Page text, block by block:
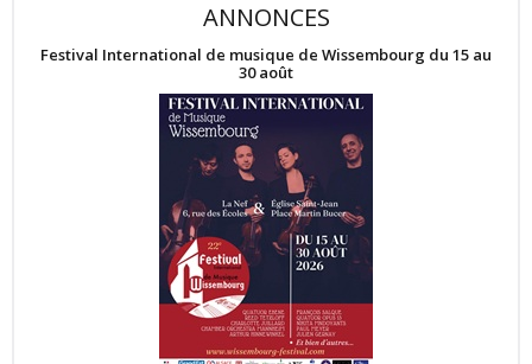
ANNONCES
Festival International de musique de Wissembourg du 15 au
30 août